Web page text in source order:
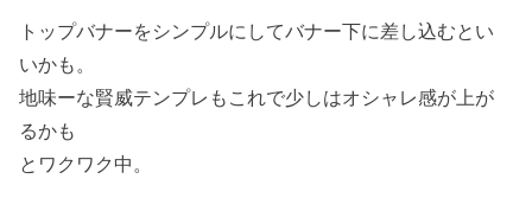
トップバナーをシンプルにしてバナー下に差し込むとい
いかも。
地味ーな賢威テンプレもこれで少しはオシャレ感が上が
るかも
とワクワク中。